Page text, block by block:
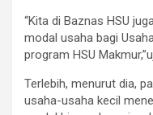
“Kita di Baznas HSU
modal usaha bagi
program HSU
Terlebih, menurut dia,
usaha-usaha kecil